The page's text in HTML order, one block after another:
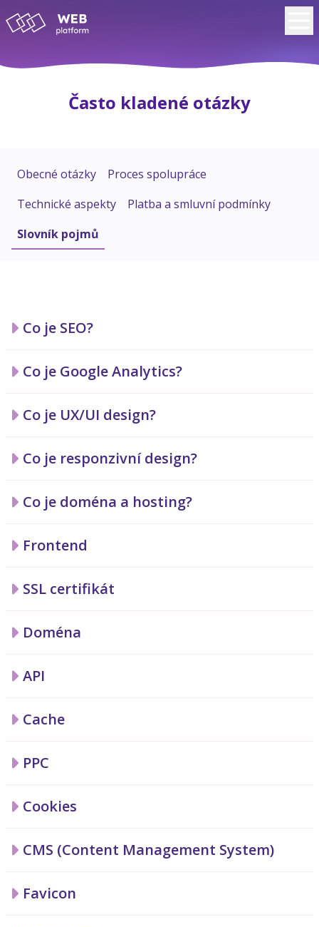
Často kladené otázky
Obecné otázky
Proces spolupráce
Technické aspekty
Platba a smluvní podmínky
Slovník pojmů
Co je SEO?
Co je Google Analytics?
Co je UX/UI design?
Co je responzivní design?
Co je doména a hosting?
Frontend
SSL certifikát
Doména
API
Cache
PPC
Cookies
CMS (Content Management System)
Favicon